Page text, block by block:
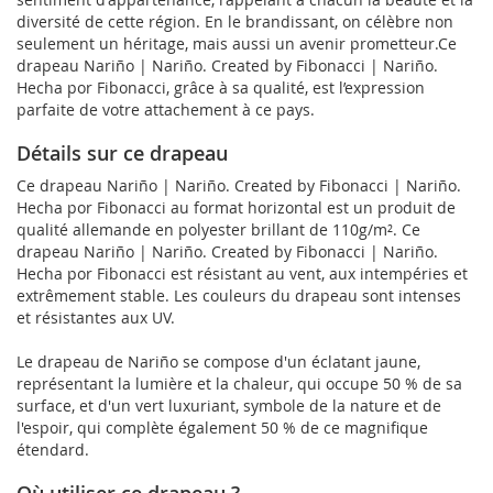
diversité de cette région. En le brandissant, on célèbre non
seulement un héritage, mais aussi un avenir prometteur.Ce
drapeau Nariño | Nariño. Created by Fibonacci | Nariño.
Hecha por Fibonacci, grâce à sa qualité, est l’expression
parfaite de votre attachement à ce pays.
Détails sur ce drapeau
Ce drapeau Nariño | Nariño. Created by Fibonacci | Nariño.
Hecha por Fibonacci au format horizontal est un produit de
qualité allemande en polyester brillant de 110g/m². Ce
drapeau Nariño | Nariño. Created by Fibonacci | Nariño.
Hecha por Fibonacci est résistant au vent, aux intempéries et
extrêmement stable. Les couleurs du drapeau sont intenses
et résistantes aux UV.
Le drapeau de Nariño se compose d'un éclatant jaune,
représentant la lumière et la chaleur, qui occupe 50 % de sa
surface, et d'un vert luxuriant, symbole de la nature et de
l'espoir, qui complète également 50 % de ce magnifique
étendard.